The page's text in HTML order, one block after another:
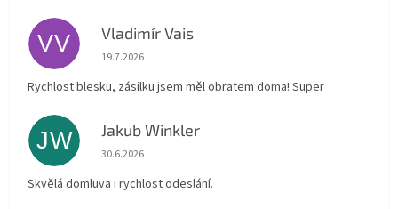
VV Vladimír Vais
Hodnocení obchodu je 5 z 5 hvězdiček.
19.7.2026
Rychlost blesku, zásilku jsem měl obratem doma! Super
JW Jakub Winkler
Hodnocení obchodu je 5 z 5 hvězdiček.
30.6.2026
Skvělá domluva i rychlost odeslání.